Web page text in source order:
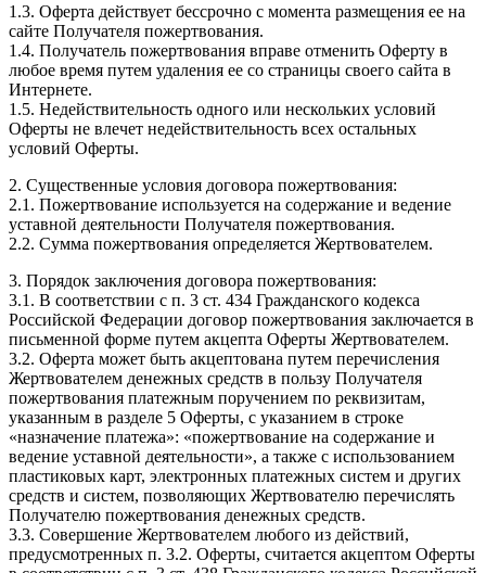
1.3. Оферта действует бессрочно с момента размещения ее на
сайте Получателя пожертвования.
1.4. Получатель пожертвования вправе отменить Оферту в
любое время путем удаления ее со страницы своего сайта в
Интернете.
1.5. Недействительность одного или нескольких условий
Оферты не влечет недействительность всех остальных
условий Оферты.
2. Существенные условия договора пожертвования:
2.1. Пожертвование используется на содержание и ведение
уставной деятельности Получателя пожертвования.
2.2. Сумма пожертвования определяется Жертвователем.
3. Порядок заключения договора пожертвования:
3.1. В соответствии с п. 3 ст. 434 Гражданского кодекса
Российской Федерации договор пожертвования заключается в
письменной форме путем акцепта Оферты Жертвователем.
3.2. Оферта может быть акцептована путем перечисления
Жертвователем денежных средств в пользу Получателя
пожертвования платежным поручением по реквизитам,
указанным в разделе 5 Оферты, с указанием в строке
«назначение платежа»: «пожертвование на содержание и
ведение уставной деятельности», а также с использованием
пластиковых карт, электронных платежных систем и других
средств и систем, позволяющих Жертвователю перечислять
Получателю пожертвования денежных средств.
3.3. Совершение Жертвователем любого из действий,
предусмотренных п. 3.2. Оферты, считается акцептом Оферты